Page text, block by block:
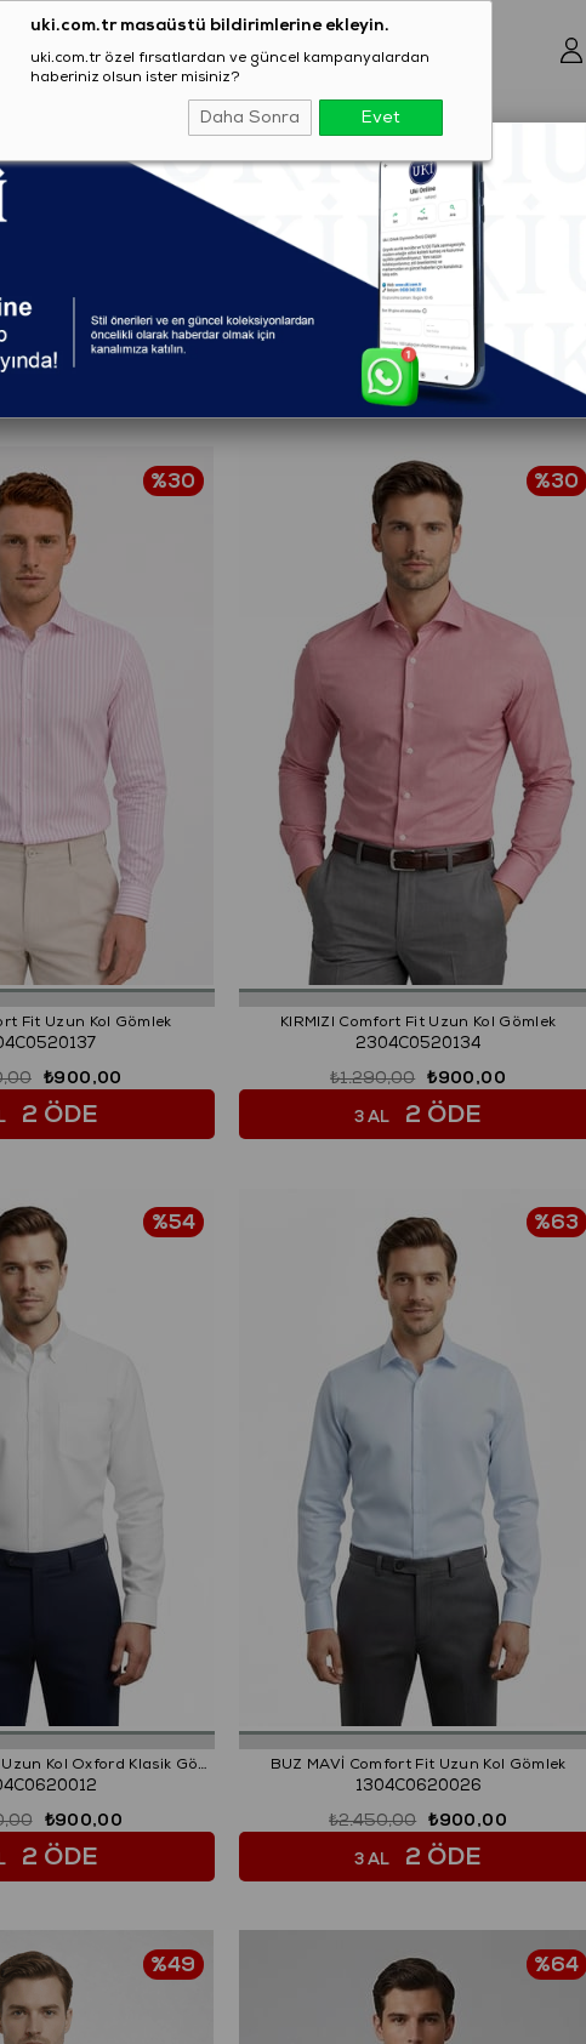
uki.com.tr masaüstü bildirimlerine ekleyin.
uki.com.tr özel fırsatlardan ve güncel kampanyalardan
haberiniz olsun ister misiniz?
Daha Sonra Evet
AYAKKABI T-SHIRT
Fit Uzun Kol Gömlek
₺900,00
%30
2 ÖDE
KIRMIZI Comfort Fit Uzun Kol Gömlek
2304C0520134
₺900,00
₺1.290,00
%30
3 AL 2 ÖDE
BEYAZ Comfort Fit Uzun Kol Oxford Klasik Gömlek
₺900,00
%54
2 ÖDE
BUZ MAVİ Comfort Fit Uzun Kol Gömlek
1304C0620026
₺900,00
₺2.450,00
%63
3 AL 2 ÖDE
%49 %64